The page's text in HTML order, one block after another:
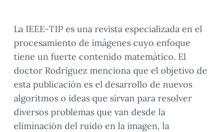
La IEEE-TIP es una revista especializada en el
procesamiento de imágenes cuyo enfoque
tiene un fuerte contenido matemático. El
doctor Rodríguez menciona que el objetivo de
esta publicación es el desarrollo de nuevos
algoritmos o ideas que sirvan para resolver
diversos problemas que van desde la
eliminación del ruido en la imagen, la